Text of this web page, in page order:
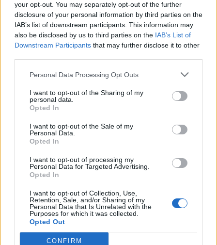
your opt-out. You may separately opt-out of the further
disclosure of your personal information by third parties on the
IAB’s list of downstream participants. This information may
also be disclosed by us to third parties on the IAB’s List of
Downstream Participants that may further disclose it to other
Personal Data Processing Opt Outs
I want to opt-out of the Sharing of my
personal data.
Opted In
I want to opt-out of the Sale of my
Personal Data.
Opted In
I want to opt-out of processing my
Personal Data for Targeted Advertising.
Opted In
I want to opt-out of Collection, Use,
Retention, Sale, and/or Sharing of my
Personal Data that Is Unrelated with the
Purposes for which it was collected.
Opted Out
CONFIRM
Μέλλον
Η νέα πρόκληση της επιστήμης: Η ιατρική
μπαίνει στην τροχιά του διαστήματος
19.08.25
Από τον Διεθνή Διαστημικό Σταθμό έως τα εργαστήρια της
Γης, η απουσία βαρύτητας ανοίγει δρόμους για ανακαλύψεις
που μπορεί να αλλάξουν την ιατρική όπως τη γνωρίζουμε.
Από τον καρκίνο μέχρι τα φάρμακα